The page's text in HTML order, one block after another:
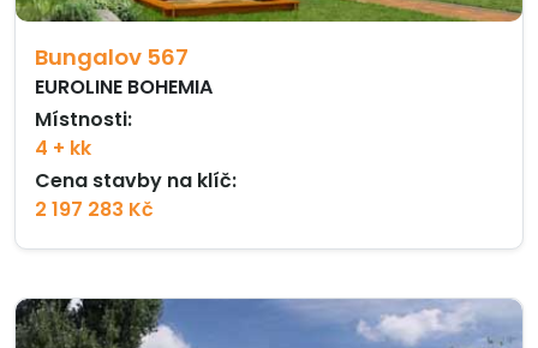
Bungalov 567
EUROLINE BOHEMIA
Místnosti:
4 + kk
Cena stavby na klíč:
2 197 283 Kč